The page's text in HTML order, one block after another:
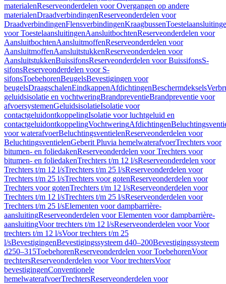
materialenReserveonderdelen voor Overgangen op andere
materialenDraadverbindingenReserveonderdelen voor
DraadverbindingenFlensverbindingenKraagbussen
voor ToestelaansluitingenAansluitbochtenReserveonderdelen voor
AansluitbochtenAansluitmoffenReserveonderdelen voor
AansluitmoffenAansluitstukkenReserveonderdelen voor
AansluitstukkenBuissifonsReserveonderdelen voor BuissifonsS-
sifonsReserveonderdelen voor S-
sifonsToebehorenBeugelsBevestigingen voor
beugelsDraagschalenEindkappenAfdichtingenBeschermdeksels
geluidsisolatie en vochtweringBrandpreventieBrandpreventie voor
afvoersystemenGeluidsisolatieIsolatie voor
contactgeluidontkoppelingIsolatie voor luchtgeluid en
contactgeluidontkoppelingVochtweringAfdichtingen
voor waterafvoerBeluchtingsventielenReserveonderdelen voor
BeluchtingsventielenGeberit Pluvia hemelwaterafvoerTrechters voor
bitumen- en foliedakenReserveonderdelen voor Trechters voor
bitumen- en foliedakenTrechters t/m 12 l/sReserveonderdelen voor
Trechters t/m 12 l/sTrechters t/m 25 l/sReserveonderdelen voor
Trechters t/m 25 l/sTrechters voor gotenReserveonderdelen voor
Trechters voor gotenTrechters t/m 12 l/sReserveonderdelen voor
Trechters t/m 12 l/sTrechters t/m 25 l/sReserveonderdelen voor
Trechters t/m 25 l/sElementen voor dampbarrière-
aansluitingReserveonderdelen voor Elementen voor dampbarrière-
aansluitingVoor trechters t/m 12 l/sReserveonderdelen voor Voor
trechters t/m 12 l/sVoor trechters t/m 25
l/sBevestigingenBevestigingssysteem d40–200Bevestigingssysteem
d250–315ToebehorenReserveonderdelen voor ToebehorenVoor
trechtersReserveonderdelen voor Voor trechtersVoor
bevestigingenConventionele
hemelwaterafvoerTrechtersReserveonderdelen voor